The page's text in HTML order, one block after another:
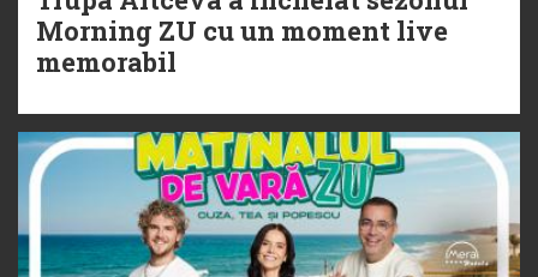
20 Iulie
Torpedoul lui Morar: Theo Rose -
Morning ZU cu un moment live
memorabil